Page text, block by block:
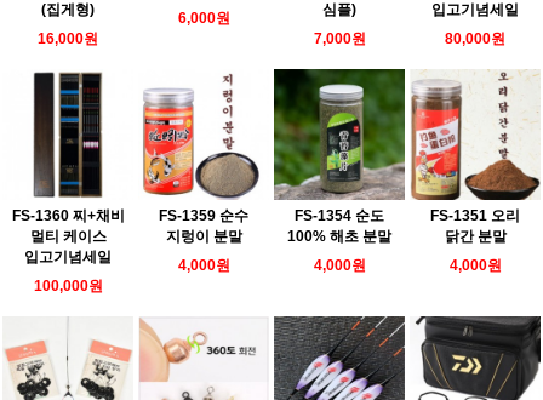
(집게형)
16,000원
6,000원
심플)
7,000원
입고기념세일
80,000원
FS-1360 찌+채비
멀티 케이스
입고기념세일
100,000원
FS-1359 순수
지렁이 분말
4,000원
FS-1354 순도
100% 해초 분말
4,000원
FS-1351 오리
닭간 분말
4,000원